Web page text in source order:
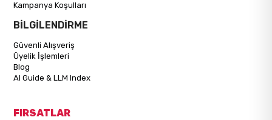
Kampanya Koşulları
BİLGİLENDİRME
Güvenli Alışveriş
Üyelik İşlemleri
Blog
AI Guide & LLM Index
FIRSATLAR